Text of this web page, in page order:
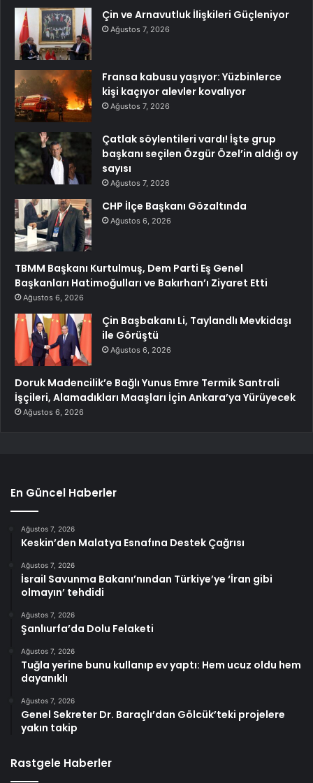
Çin ve Arnavutluk İlişkileri Güçleniyor
Ağustos 7, 2026
Fransa kabusu yaşıyor: Yüzbinlerce
kişi kaçıyor alevler kovalıyor
Ağustos 7, 2026
Çatlak söylentileri vardı! İşte grup
başkanı seçilen Özgür Özel’in aldığı oy
sayısı
Ağustos 7, 2026
CHP İlçe Başkanı Gözaltında
Ağustos 6, 2026
TBMM Başkanı Kurtulmuş, Dem Parti Eş Genel
Başkanları Hatimoğulları ve Bakırhan’ı Ziyaret Etti
Ağustos 6, 2026
Çin Başbakanı Li, Taylandlı Mevkidaşı
ile Görüştü
Ağustos 6, 2026
Doruk Madencilik’e Bağlı Yunus Emre Termik Santrali
İşçileri, Alamadıkları Maaşları İçin Ankara’ya Yürüyecek
Ağustos 6, 2026
En Güncel Haberler
Ağustos 7, 2026
Keskin’den Malatya Esnafına Destek Çağrısı
Ağustos 7, 2026
İsrail Savunma Bakanı’nından Türkiye’ye ‘İran gibi
olmayın’ tehdidi
Ağustos 7, 2026
Şanlıurfa’da Dolu Felaketi
Ağustos 7, 2026
Tuğla yerine bunu kullanıp ev yaptı: Hem ucuz oldu hem
dayanıklı
Ağustos 7, 2026
Genel Sekreter Dr. Baraçlı’dan Gölcük’teki projelere
yakın takip
Rastgele Haberler